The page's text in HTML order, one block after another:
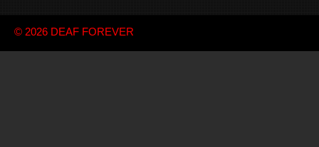
© 2026 DEAF FOREVER